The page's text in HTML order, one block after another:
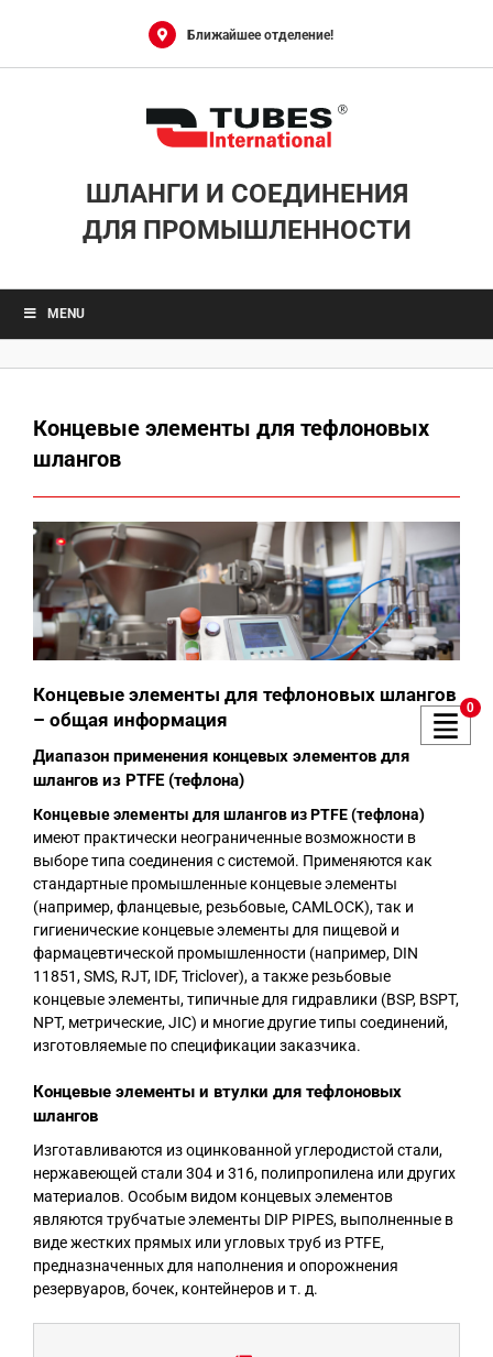
Ближайшее отделение!
ШЛАНГИ И СОЕДИНЕНИЯ
ДЛЯ ПРОМЫШЛЕННОСТИ
MENU
Концевые элементы для тефлоновых
шлангов
Концевые элементы для тефлоновых шлангов
– общая информация
Диапазон применения концевых элементов для
шлангов из PTFE (тефлона)
Концевые элементы для шлангов из PTFE (тефлона)
имеют практически неограниченные возможности в
выборе типа соединения с системой. Применяются как
стандартные промышленные концевые элементы
(например, фланцевые, резьбовые, CAMLOCK), так и
гигиенические концевые элементы для пищевой и
фармацевтической промышленности (например, DIN
11851, SMS, RJT, IDF, Triclover), а также резьбовые
концевые элементы, типичные для гидравлики (BSP, BSPT,
NPT, метрические, JIC) и многие другие типы соединений,
изготовляемые по спецификации заказчика.
Концевые элементы и втулки для тефлоновых
шлангов
Изготавливаются из оцинкованной углеродистой стали,
нержавеющей стали 304 и 316, полипропилена или других
материалов. Особым видом концевых элементов
являются трубчатые элементы DIP PIPES, выполненные в
виде жестких прямых или угловых труб из PTFE,
предназначенных для наполнения и опорожнения
резервуаров, бочек, контейнеров и т. д.
0